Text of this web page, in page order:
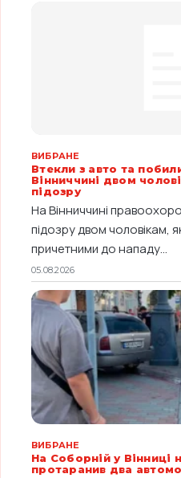
ВИБРАНЕ
Втекли з авто та
Вінниччині двом
підозру
На Вінниччині
підозру двом чоловікам,
причетними до нападу...
05.08.2026
ВИБРАНЕ
На Соборній у Вінниці
протаранив два